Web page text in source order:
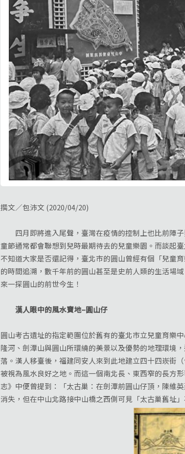
撰文／包沛文 (2020/04/20)
四月即將進入尾聲，臺灣在疫情的控制上也比前陣子
童節通常都會聯想到兒時最期待去的兒童樂園。而談起
不知道大家是否還記得，臺北市的圓山曾經有個「兒童
的時間追溯，數千年前的圓山甚至是史前人類的生活場
來一探圓山的前世今生！
漢人眼中的風水寶地–圓山仔
圓山考古遺址的指定範圍位於舊有的臺北市立兒童育樂
隆河、劍潭山與圓山所環繞的美景以及優勢的地理環境
落。漢人移臺後，福建同安人來到此地建立四十四崁街
被視為風水良好之地。而這一個南北長、東西窄的長方
志》中便曾提到：「太古巢：在劍潭前圓山仔頂，陳維
消失，但在中山北路接中山橋之西側可見「太古巢舊址」